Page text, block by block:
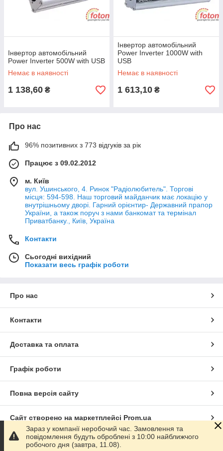
Інвертор автомобільний
Power Inverter 500W with USB
Немає в наявності
1 138,60 ₴
Інвертор автомобільний
Power Inverter 1000W with
USB
Немає в наявності
1 613,10 ₴
Про нас
96% позитивних з 773 відгуків за рік
Працює з 09.02.2012
м. Київ
вул. Ушинського, 4. Ринок "Радіолюбитель". Торгові
місця: 594-598. Наш торговий майданчик має локацію у
внутрішньому дворі. Гарний орієнтир- Державний прапор
України, а також поруч з нами банкомат та термінал
Приватбанку., Київ, Україна
Контакти
Сьогодні вихідний
Показати весь графік роботи
Про нас
Контакти
Доставка та оплата
Графік роботи
Повна версія сайту
Сайт створено на маркетплейсі Prom.ua
Політика конфіденційності
Зараз у компанії неробочий час. Замовлення та
повідомлення будуть оброблені з 10:00 найближчого
робочого дня (завтра, 11.08).